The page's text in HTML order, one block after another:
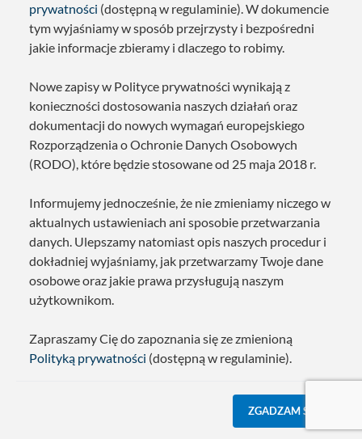
prywatności (dostępną w regulaminie). W dokumencie
tym wyjaśniamy w sposób przejrzysty i bezpośredni
jakie informacje zbieramy i dlaczego to robimy.
Nowe zapisy w Polityce prywatności wynikają z
konieczności dostosowania naszych działań oraz
dokumentacji do nowych wymagań europejskiego
Rozporządzenia o Ochronie Danych Osobowych
(RODO), które będzie stosowane od 25 maja 2018 r.
Informujemy jednocześnie, że nie zmieniamy niczego w
aktualnych ustawieniach ani sposobie przetwarzania
danych. Ulepszamy natomiast opis naszych procedur i
dokładniej wyjaśniamy, jak przetwarzamy Twoje dane
osobowe oraz jakie prawa przysługują naszym
użytkownikom.
Zapraszamy Cię do zapoznania się ze zmienioną
Polityką prywatności (dostępną w regulaminie).
ZGADZAM SIĘ